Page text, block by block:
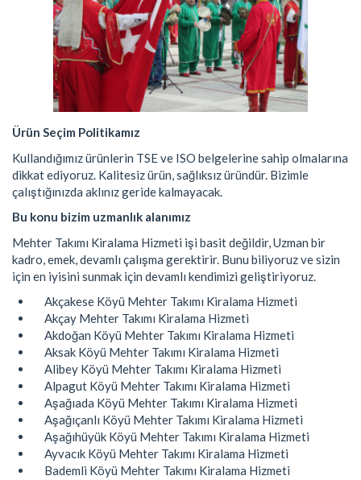
Ürün Seçim Politikamız
Kullandığımız ürünlerin TSE ve ISO belgelerine sahip olmalarına
dikkat ediyoruz. Kalitesiz ürün, sağlıksız üründür. Bizimle
çalıştığınızda aklınız geride kalmayacak.
Bu konu bizim uzmanlık alanımız
Mehter Takımı Kiralama Hizmeti işi basit değildir, Uzman bir
kadro, emek, devamlı çalışma gerektirir. Bunu biliyoruz ve sizin
için en iyisini sunmak için devamlı kendimizi geliştiriyoruz.
Akçakese Köyü Mehter Takımı Kiralama Hizmeti
Akçay Mehter Takımı Kiralama Hizmeti
Akdoğan Köyü Mehter Takımı Kiralama Hizmeti
Aksak Köyü Mehter Takımı Kiralama Hizmeti
Alibey Köyü Mehter Takımı Kiralama Hizmeti
Alpagut Köyü Mehter Takımı Kiralama Hizmeti
Aşağıada Köyü Mehter Takımı Kiralama Hizmeti
Aşağıçanlı Köyü Mehter Takımı Kiralama Hizmeti
Aşağıhüyük Köyü Mehter Takımı Kiralama Hizmeti
Ayvacık Köyü Mehter Takımı Kiralama Hizmeti
Bademli Köyü Mehter Takımı Kiralama Hizmeti